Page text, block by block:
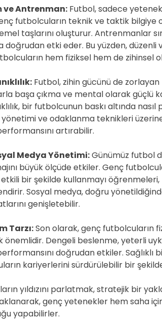
ve Antrenman: Futbol, sadece
futbolcuların teknik ve taktik bilgiye
taşlarını oluşturur. Antrenmanlar
doğrudan etki eder. Bu yüzden,
hem fiziksel hem de zihinsel
Futbol, zihin gücünü de
başa çıkma ve mental olarak güçlü
bir futbolcunun baskı altında
ve odaklanma teknikleri
artırabilir.
Medya Yönetimi:Günümüz futbol
büyük ölçüde etkiler. Genç
bir şekilde kullanmayı
Sosyal medya, doğru
genişletebilir.
Tarzı:Son olarak, genç futbolcuların
önemlidir. Dengeli beslenme, yeterli
doğrudan etkiler. Sağlıklı
kariyerlerini sürdürülebilir bir
yıldızını parlatmak, stratejik bir
genç yetenekler hem saha
yapabilirler.